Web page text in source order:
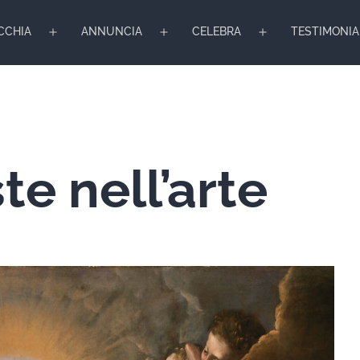
Apri
ANNUNCIA
Apri
CELEBRA
Apri
TESTIMONIA
nell’arte